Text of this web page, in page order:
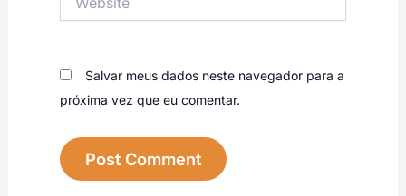
Salvar meus dados neste navegador para a
próxima vez que eu comentar.